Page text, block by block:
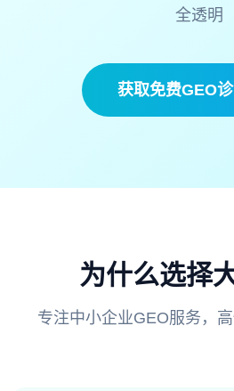
全透明
获取免费GEO
为什么选择
专注中小企业GEO服务，